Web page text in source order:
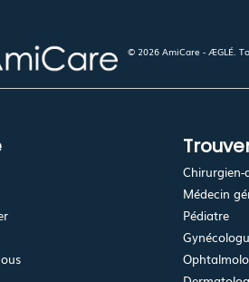
© 2026 AmiCare - ÆGLÉ.
Chirurgien-
Médecin
Pédiatre